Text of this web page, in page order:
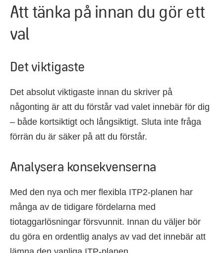
Att tänka på innan du gör ett
val
Det viktigaste
Det absolut viktigaste innan du skriver på
någonting är att du förstår vad valet innebär för dig
– både kortsiktigt och långsiktigt. Sluta inte fråga
förrän du är säker på att du förstår.
Analysera konsekvenserna
Med den nya och mer flexibla ITP2-planen har
många av de tidigare fördelarna med
tiotaggarlösningar försvunnit. Innan du väljer bör
du göra en ordentlig analys av vad det innebär att